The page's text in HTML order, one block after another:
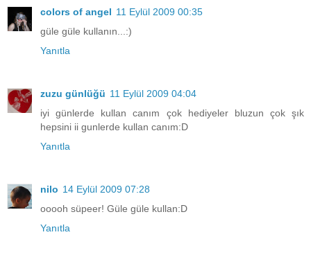
colors of angel 11 Eylül 2009 00:35
güle güle kullanın...:)
Yanıtla
zuzu günlüğü 11 Eylül 2009 04:04
iyi günlerde kullan canım çok hediyeler bluzun çok şık
hepsini ii gunlerde kullan canım:D
Yanıtla
nilo 14 Eylül 2009 07:28
ooooh süpeer! Güle güle kullan:D
Yanıtla